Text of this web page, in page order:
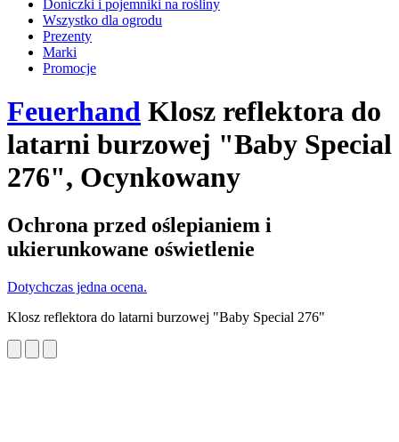
Doniczki i pojemniki na rośliny
Wszystko dla ogrodu
Prezenty
Marki
Promocje
Feuerhand Klosz reflektora do
latarni burzowej "Baby Special
276", Ocynkowany
Ochrona przed oślepianiem i
ukierunkowane oświetlenie
Dotychczas jedna ocena.
Klosz reflektora do latarni burzowej "Baby Special 276"